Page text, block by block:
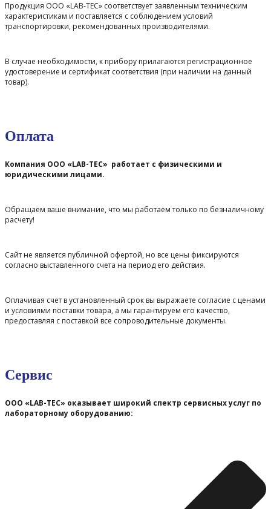
Продукция ООО «LAB-TEC» соответствует заявленным техническим
характеристикам и поставляется с соблюдением условий
транспортировки, рекомендованных производителями.
В случае необходимости, к прибору прилагаются регистрационное
удостоверение и сертификат соответствия (при наличии на данный
товар).
Оплата
Компания ООО «LAB-TEC» работает с физическими и
юридическими лицами.
Обращаем ваше внимание, что мы работаем только по безналичному
расчету!
Сайт не является публичной офертой, но все цены фиксируются
согласно выставленного счета на период его действия.
Оплачивая счет в установленный срок вы выражаете согласие с ценами
и условиями поставки товара, а мы гарантируем его качество,
предоставляя с поставкой все сопроводительные документы.
Сервис
ООО «LAB-TEC» оказывает широкий спектр сервисных услуг по
лабораторному оборудованию: